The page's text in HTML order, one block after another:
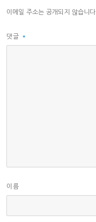
이메일 주소는 공개되지 않습니다.
댓글 *
이름